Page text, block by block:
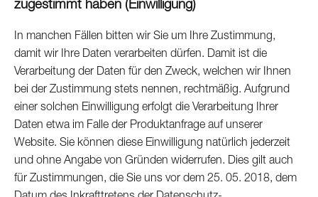
zugestimmt haben (Einwilligung)
In manchen Fällen bitten wir Sie um Ihre Zustimmung,
damit wir Ihre Daten verarbeiten dürfen. Damit ist die
Verarbeitung der Daten für den Zweck, welchen wir Ihnen
bei der Zustimmung stets nennen, rechtmäßig. Aufgrund
einer solchen Einwilligung erfolgt die Verarbeitung Ihrer
Daten etwa im Falle der Produktanfrage auf unserer
Website. Sie können diese Einwilligung natürlich jederzeit
und ohne Angabe von Gründen widerrufen. Dies gilt auch
für Zustimmungen, die Sie uns vor dem 25. 05. 2018, dem